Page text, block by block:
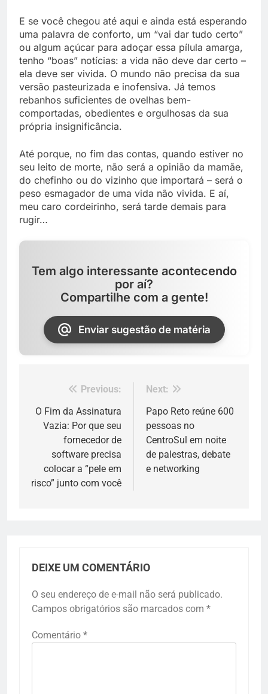
E se você chegou até aqui e ainda está esperando
uma palavra de conforto, um “vai dar tudo certo”
ou algum açúcar para adoçar essa pílula amarga,
tenho “boas” notícias: a vida não deve dar certo –
ela deve ser vivida. O mundo não precisa da sua
versão pasteurizada e inofensiva. Já temos
rebanhos suficientes de ovelhas bem-
comportadas, obedientes e orgulhosas da sua
própria insignificância.
Até porque, no fim das contas, quando estiver no
seu leito de morte, não será a opinião da mamãe,
do chefinho ou do vizinho que importará – será o
peso esmagador de uma vida não vivida. E aí,
meu caro cordeirinho, será tarde demais para
rugir…
Tem algo interessante acontecendo
por aí?
Compartilhe com a gente!
Enviar sugestão de matéria
Navegação
de
Previous:
O Fim da Assinatura
Vazia: Por que seu
fornecedor de
software precisa
colocar a “pele em
risco” junto com você
Next:
Papo Reto reúne 600
pessoas no
CentroSul em noite
de palestras, debate
e networking
DEIXE UM COMENTÁRIO
O seu endereço de e-mail não será publicado.
Campos obrigatórios são marcados com *
Comentário *